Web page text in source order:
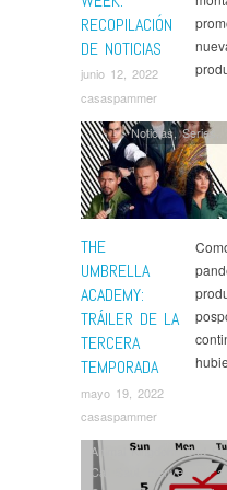
RECOPILACIÓN
DE NOTICIAS
junio 12, 2022
casaspammer
THE
UMBRELLA
ACADEMY:
TRÁILER DE LA
TERCERA
TEMPORADA
mayo 19, 2022
casaspammer
Noticias,Series
Animal Kingdom,Bad
Call Saul
Bienvenidos a